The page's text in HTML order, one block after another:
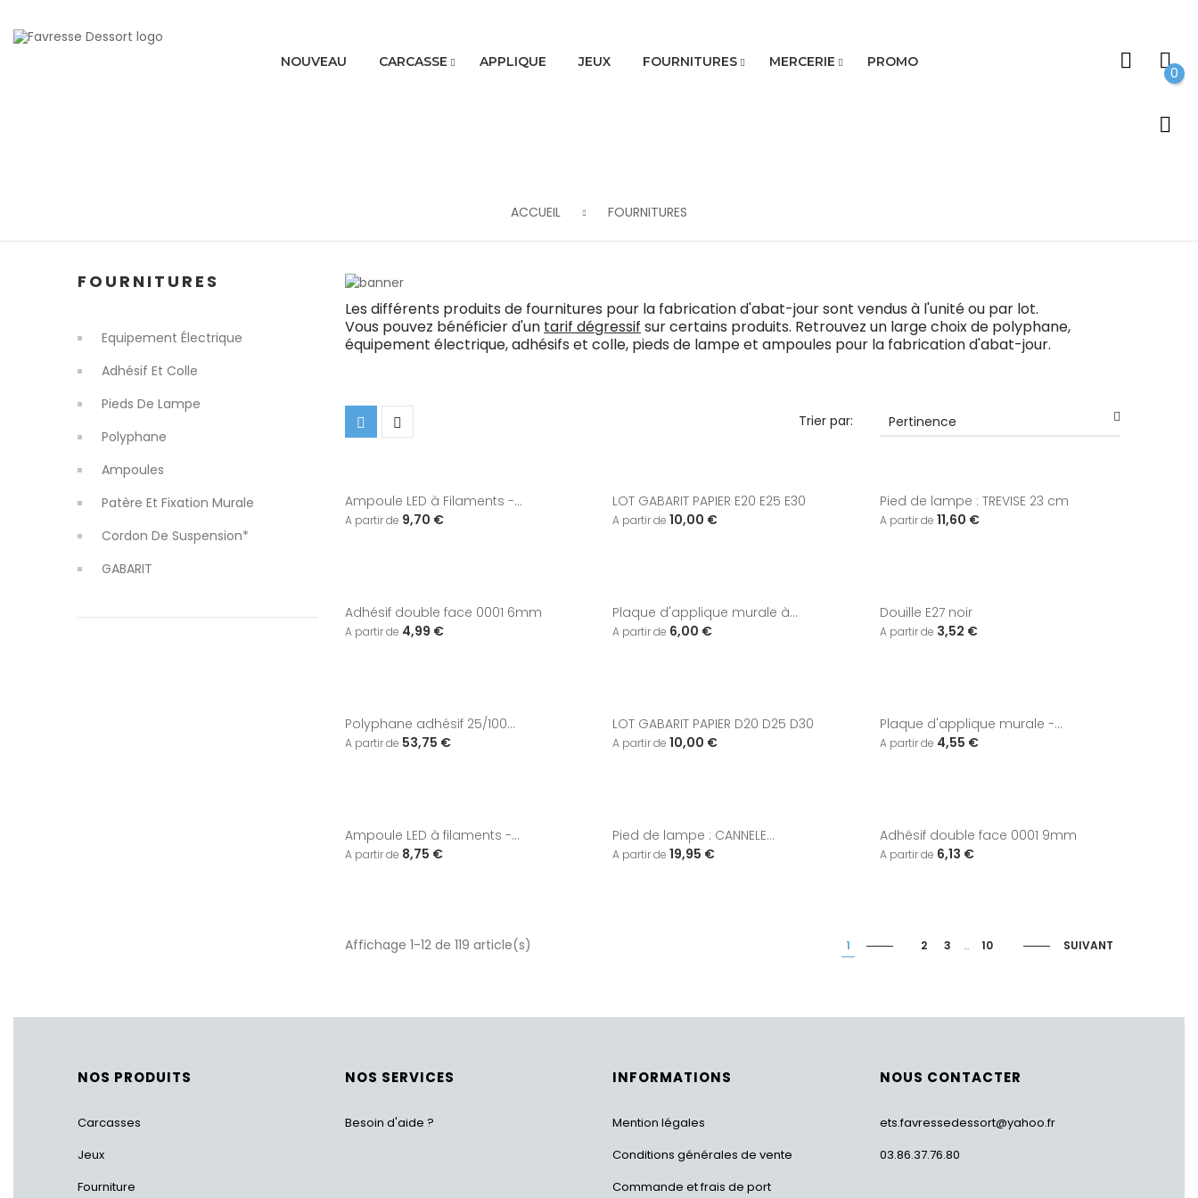
NOUVEAU CARCASSE APPLIQUE JEUX FOURNITURES MERCERIE PROMO
0
ACCUEIL FOURNITURES
FOURNITURES
Equipement Électrique
Adhésif Et Colle
Pieds De Lampe
Polyphane
Ampoules
Patère Et Fixation Murale
Cordon De Suspension*
GABARIT
Les différents produits de fournitures pour la fabrication d'abat-jour sont vendus à l'unité ou par lot.
Vous pouvez bénéficier d'un tarif dégressif sur certains produits. Retrouvez un large choix de polyphane,
équipement électrique, adhésifs et colle, pieds de lampe et ampoules pour la fabrication d'abat-jour.
Trier par: Pertinence
Ampoule LED à Filaments -...
9,70 €
LOT GABARIT PAPIER E20 E25 E30
10,00 €
Pied de lampe : TREVISE 23 cm
11,60 €
Adhésif double face 0001 6mm
4,99 €
Plaque d'applique murale à...
6,00 €
Douille E27 noir
3,52 €
Polyphane adhésif 25/100...
53,75 €
LOT GABARIT PAPIER D20 D25 D30
10,00 €
Plaque d'applique murale -...
4,55 €
Ampoule LED à filaments -...
8,75 €
Pied de lampe : CANNELE...
19,95 €
Adhésif double face 0001 9mm
6,13 €
Affichage 1-12 de 119 article(s) 1 2 3 … 10 SUIVANT
NOS PRODUITS
Carcasses
Jeux
Fourniture
NOS SERVICES
Besoin d'aide ?
INFORMATIONS
Mention légales
Conditions générales de vente
Commande et frais de port
NOUS CONTACTER
ets.favressedessort@yahoo.fr
03.86.37.76.80